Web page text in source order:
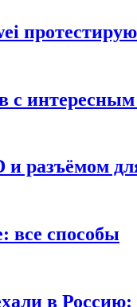
с
разъёмом
все способы
в